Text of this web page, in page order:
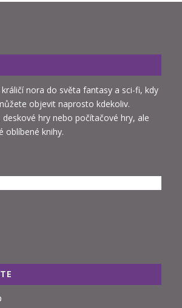
nora do světa fantasy a sci-fi, kdy
objevit naprosto kdekoliv.
hry nebo počítačové hry, ale
oblíbené knihy.